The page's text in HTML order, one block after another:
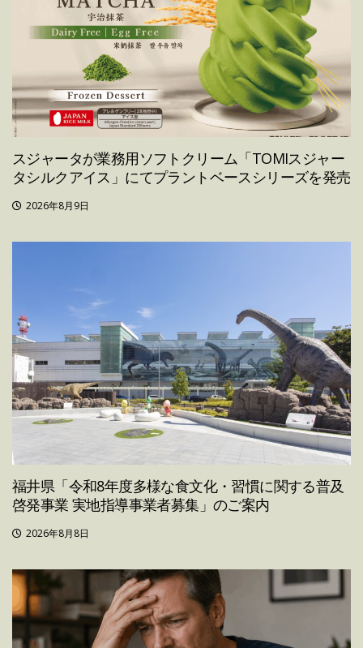
スジャータが業務用ソフトクリーム「TOMIスジャー
タシルクアイス」にてプラントベースシリーズを発売
2026年8月9日
福井県「令和8年度多様な食文化・習慣に関する普及
啓発事業 実地指導事業者募集」のご案内
2026年8月8日